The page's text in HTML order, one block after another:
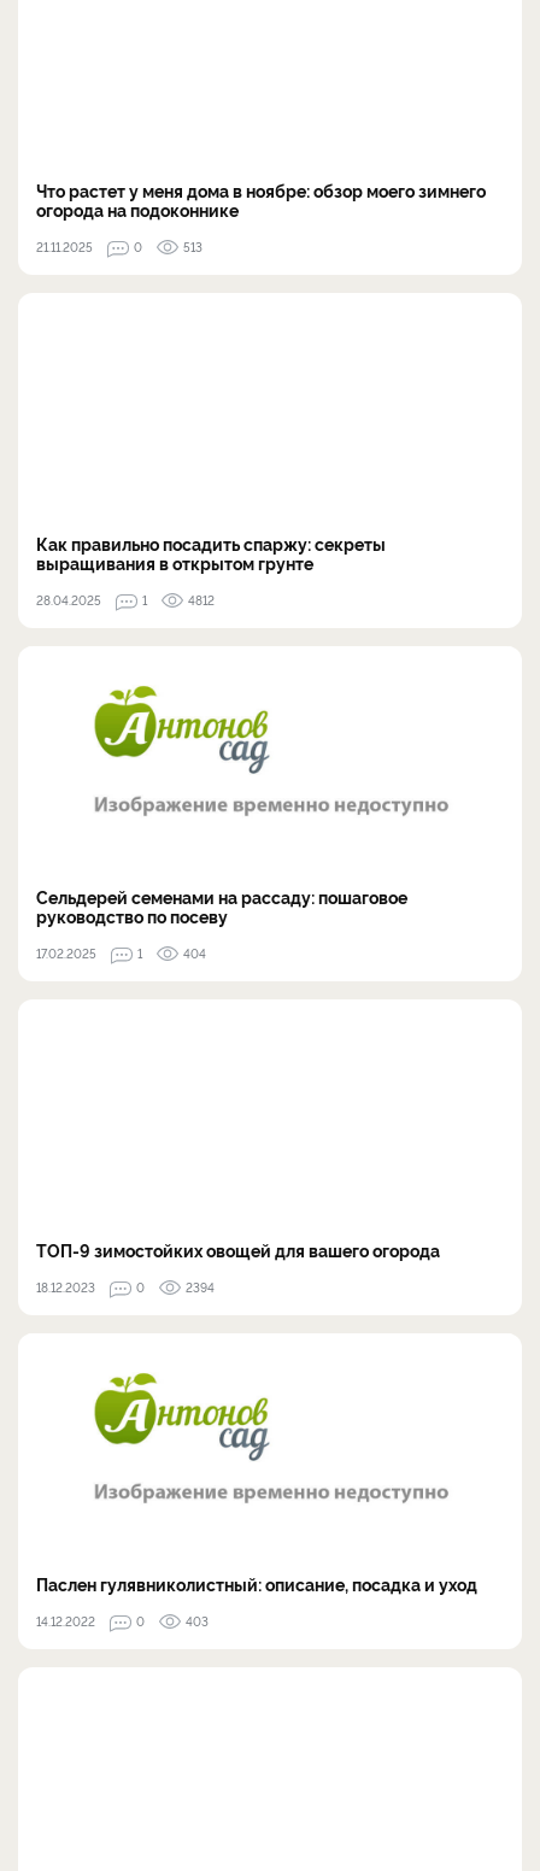
Что растет у меня дома в ноябре: обзор моего зимнего
огорода на подоконнике
21.11.2025 0 513
Как правильно посадить спаржу: секреты
выращивания в открытом грунте
28.04.2025 1 4812
Сельдерей семенами на рассаду: пошаговое
руководство по посеву
17.02.2025 1 404
ТОП-9 зимостойких овощей для вашего огорода
18.12.2023 0 2394
Паслен гулявниколистный: описание, посадка и уход
14.12.2022 0 403